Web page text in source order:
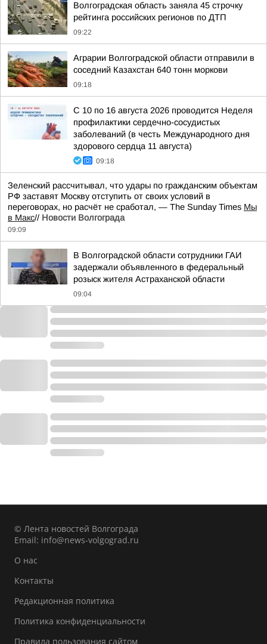
Волгоградская область заняла 45 строчку
рейтинга российских регионов по ДТП
09:22
Аграрии Волгоградской области отправили в
соседний Казахстан 640 тонн моркови
09:18
С 10 по 16 августа 2026 проводится Неделя
профилактики сердечно-сосудистых
заболеваний (в честь Международного дня
здорового сердца 11 августа)
09:18
Зеленский рассчитывал, что удары по гражданским объектам
РФ заставят Москву отступить от своих условий в
переговорах, но расчёт не сработал, — The Sunday Times Мы
в Макс// Новости Волгограда
09:09
В Волгоградской области сотрудники ГАИ
задержали объявленного в федеральный
розыск жителя Астраханской области
09:04
© Лента новостей Волгограда
Email: info@news-volgograd.ru
О нас
Контакты
Редакционная политика
Политика конфиденциальности
Правила пользования сайтом